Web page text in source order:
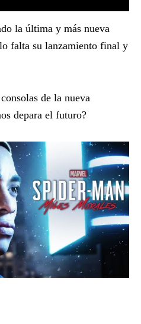
la última y más nueva
falta su lanzamiento final y
de la nueva
depara el futuro?